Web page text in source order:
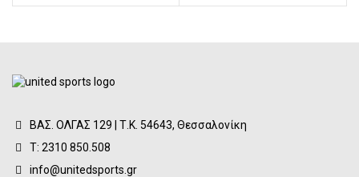
ΒΑΣ. ΟΛΓΑΣ 129 | Τ.Κ. 54643, Θεσσαλονίκη
Τ: 2310 850.508
info@unitedsports.gr